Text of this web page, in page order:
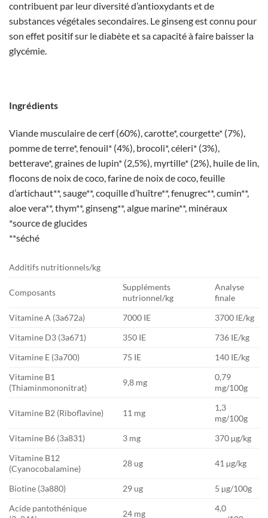
contribuent par leur diversité d’antioxydants et de
substances végétales secondaires. Le ginseng est connu pour
son effet positif sur le diabète et sa capacité à faire baisser la
glycémie.
Ingrédients
Viande musculaire de cerf (60%), carotte*, courgette* (7%),
pomme de terre*, fenouil* (4%), brocoli*, céleri* (3%),
betterave*, graines de lupin* (2,5%), myrtille* (2%), huile de lin,
flocons de noix de coco, farine de noix de coco, feuille
d’artichaut**, sauge**, coquille d’huître**, fenugrec**, cumin**,
aloe vera**, thym**, ginseng**, algue marine**, minéraux
*source de glucides
**séché
Additifs nutritionnels/kg
Composants
Suppléments
nutrionnel/kg
Analyse
finale
Vitamine A (3a672a)
7000 IE
3700 IE/kg
Vitamine D3 (3a671)
350 IE
736 IE/kg
Vitamine E (3a700)
75 IE
140 IE/kg
Vitamine B1
(Thiaminmononitrat)
9,8 mg
0,79
mg/100g
Vitamine B2 (Riboflavine) 11 mg
1,3
mg/100g
Vitamine B6 (3a831)
3 mg
370 µg/kg
Vitamine B12
(Cyanocobalamine)
28 ug 41 µg/kg
Biotine (3a880) 29 ug
5 µg/100g
Acide pantothénique
24 mg
4,0